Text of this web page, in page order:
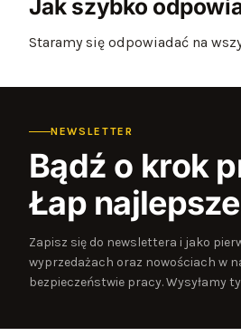
Jak szybko
Staramy się odpowiadać na
NEWSLETTER
Bądź o krok
Łap
Zapisz się do newslettera i jako
wyprzedażach oraz nowościach w
bezpieczeństwie pracy. Wysyłamy